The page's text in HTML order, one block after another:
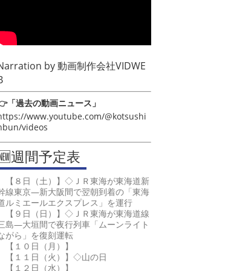
by動画制作会社VIDWE
「過去の動画ニュース」
www.youtube.com/@kotsushi
videos
週間予定表
【８日（土）】◇ＪＲ東海が東海道新
線東京―新大阪間で翌朝到着の「東海
ルミエールエクスプレス」を運行
【９日（日）】◇ＪＲ東海が東海道線
島―大垣間で夜行列車「ムーンライト
がら」を復刻運転
【１０日（月）】
【１１日（火）】◇山の日
【１２日（水）】